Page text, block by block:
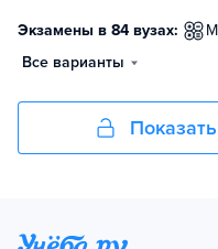
Экзамены в 84 вузах:
Все варианты